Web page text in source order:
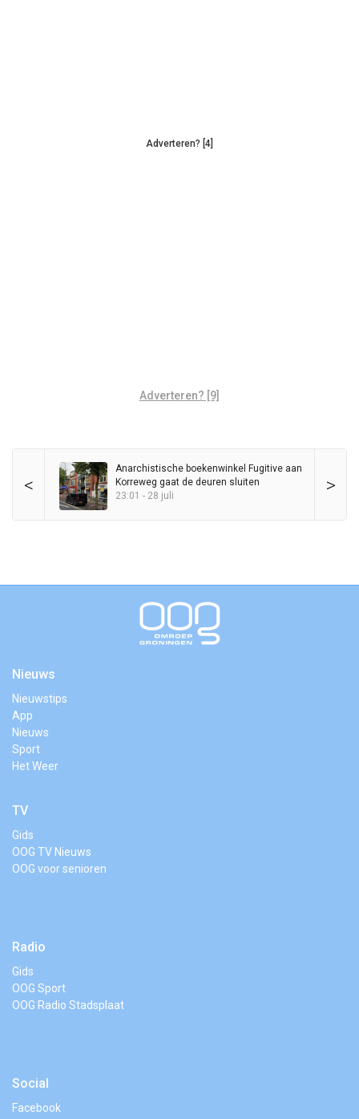
Adverteren? [4]
Adverteren? [9]
< >
Anarchistische boekenwinkel Fugitive aan
Korreweg gaat de deuren sluiten
23:01 - 28 juli
Nieuws
Nieuwstips
App
Nieuws
Sport
Het Weer
TV
Gids
OOG TV Nieuws
OOG voor senioren
Radio
Gids
OOG Sport
OOG Radio Stadsplaat
Social
Facebook